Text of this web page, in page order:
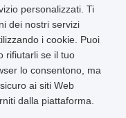
personalizzati. Ti
dei nostri servizi
i cookie. Puoi
rifiutarli se il tuo
lo consentono, ma
ai siti Web
dalla piattaforma.